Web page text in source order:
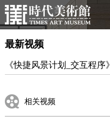
最新视频
《快捷风景计划_交互程序》
相关视频